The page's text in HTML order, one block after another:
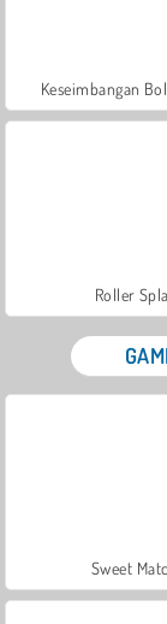
Keseimbangan
Roller
Sweet